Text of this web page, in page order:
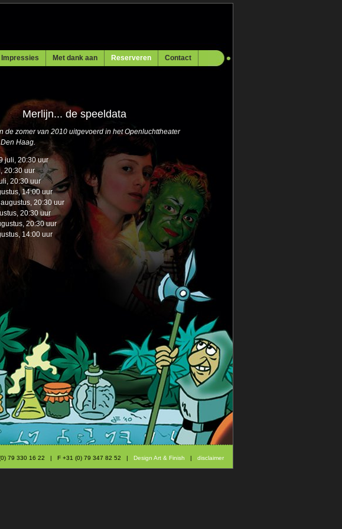
Impressies Met dank aan Reserveren Contact
Merlijn... de speeldata
de zomer van 2010 uitgevoerd in het Openluchttheater
Haag.
juli, 20:30 uur
20:30 uur
20:30 uur
14:00 uur
20:30 uur
20:30 uur
20:30 uur
14:00 uur
79 330 16 22 | F +31 (0) 79 347 82 52 | Design Art & Finish | disclaimer